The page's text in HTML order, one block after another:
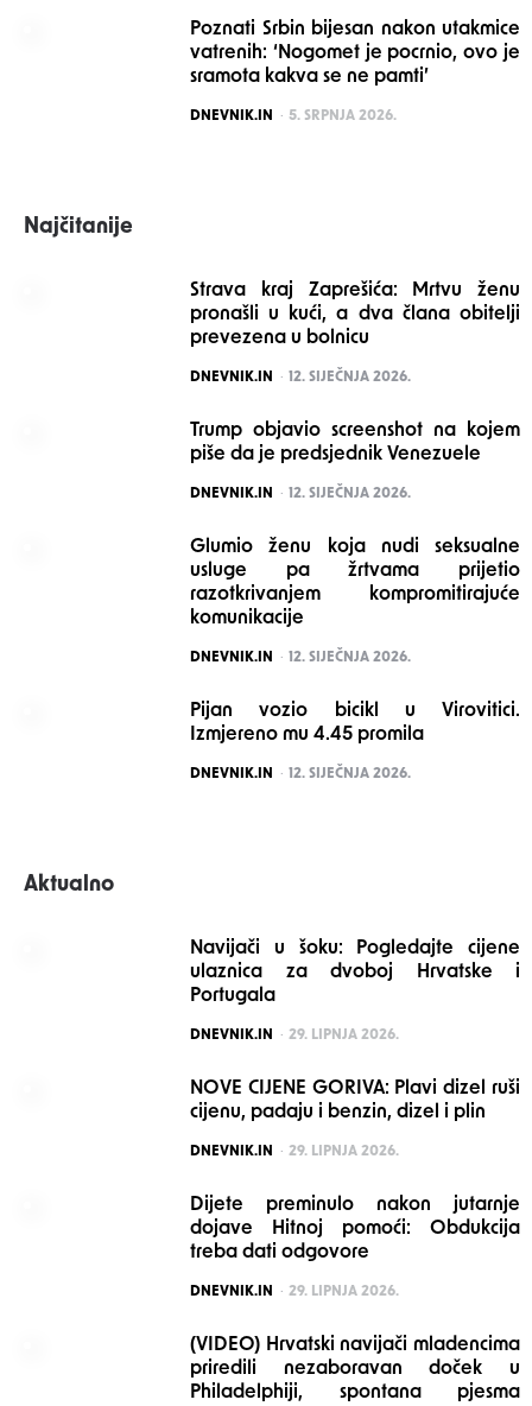
Poznati Srbin bijesan nakon utakmice
vatrenih: ‘Nogomet je pocrnio, ovo je
sramota kakva se ne pamti’
POSTED
DNEVNIK.IN 5. SRPNJA 2026.
Najčitanije
Strava kraj Zaprešića: Mrtvu ženu
pronašli u kući, a dva člana obitelji
prevezena u bolnicu
POSTED
DNEVNIK.IN 12. SIJEČNJA 2026.
Trump objavio screenshot na kojem
piše da je predsjednik Venezuele
POSTED
DNEVNIK.IN 12. SIJEČNJA 2026.
Glumio ženu koja nudi seksualne
usluge pa žrtvama prijetio
razotkrivanjem kompromitirajuće
komunikacije
POSTED
DNEVNIK.IN 12. SIJEČNJA 2026.
Pijan vozio bicikl u Virovitici.
Izmjereno mu 4.45 promila
POSTED
DNEVNIK.IN 12. SIJEČNJA 2026.
Aktualno
Navijači u šoku: Pogledajte cijene
ulaznica za dvoboj Hrvatske i
Portugala
POSTED
DNEVNIK.IN 29. LIPNJA 2026.
NOVE CIJENE GORIVA: Plavi dizel ruši
cijenu, padaju i benzin, dizel i plin
POSTED
DNEVNIK.IN 29. LIPNJA 2026.
Dijete preminulo nakon jutarnje
dojave Hitnoj pomoći: Obdukcija
treba dati odgovore
POSTED
DNEVNIK.IN 29. LIPNJA 2026.
(VIDEO) Hrvatski navijači mladencima
priredili nezaboravan doček u
Philadelphiji, spontana pjesma